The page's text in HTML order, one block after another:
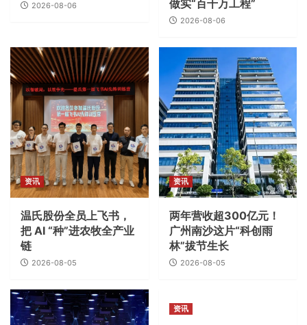
2026-08-06 做实“百千万工程”
2026-08-06
资讯
温氏股份全员上飞书，
把 AI “种”进农牧全产业
链
2026-08-05
资讯
两年营收超300亿元！
广州南沙这片“科创雨
林”拔节生长
2026-08-05
资讯